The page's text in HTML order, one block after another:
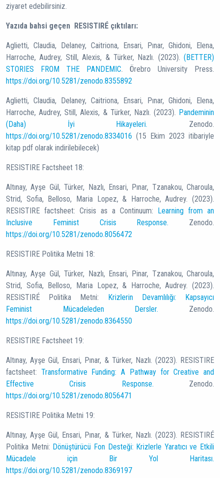
ziyaret edebilirsiniz.
Yazıda bahsi geçen RESISTIRÉ çıktıları:
Aglietti, Claudia, Delaney, Caitriona, Ensari, Pınar, Ghidoni, Elena,
Harroche, Audrey, Still, Alexis, & Türker, Nazlı. (2023). (BETTER)
STORIES FROM THE PANDEMIC . Örebro University Press.
https://doi.org/10.5281/zenodo.8355892
Aglietti, Claudia, Delaney, Caitriona, Ensari, Pınar, Ghidoni, Elena,
Harroche, Audrey, Still, Alexis, & Türker, Nazlı. (2023). Pandeminin
(Daha) İyi Hikayeleri. Zenodo.
https://doi.org/10.5281/zenodo.8334016 (15 Ekim 2023 itibariyle
kitap pdf olarak indirilebilecek)
RESISTIRE Factsheet 18:
Altınay, Ayşe Gül, Türker, Nazlı, Ensari, Pınar, Tzanakou, Charoula,
Strid, Sofia, Belloso, Maria Lopez, & Harroche, Audrey. (2023).
RESISTIRE factsheet: Crisis as a Continuum: Learning from an
Inclusive Feminist Crisis Response. Zenodo.
https://doi.org/10.5281/zenodo.8056472
RESISTIRE Politika Metni 18:
Altınay, Ayşe Gül, Türker, Nazlı, Ensari, Pinar, Tzanakou, Charoula,
Strid, Sofia, Belloso, Maria Lopez, & Harroche, Audrey. (2023).
RESISTIRÉ Politika Metni: Krizlerin Devamlılığı: Kapsayıcı
Feminist Mücadeleden Dersler. Zenodo.
https://doi.org/10.5281/zenodo.8364550
RESISTIRE Factsheet 19:
Altınay, Ayşe Gül, Ensari, Pınar, & Türker, Nazlı. (2023). RESISTIRE
factsheet: Transformative Funding: A Pathway for Creative and
Effective Crisis Response. Zenodo.
https://doi.org/10.5281/zenodo.8056471
RESISTIRE Politika Metni 19:
Altınay, Ayşe Gül, Ensari, Pınar, & Türker, Nazlı. (2023). RESISTIRÉ
Politika Metni: Dönüştürücü Fon Desteği: Krizlerle Yaratıcı ve Etkili
Mücadele için Bir Yol Haritası.
https://doi.org/10.5281/zenodo.8369197